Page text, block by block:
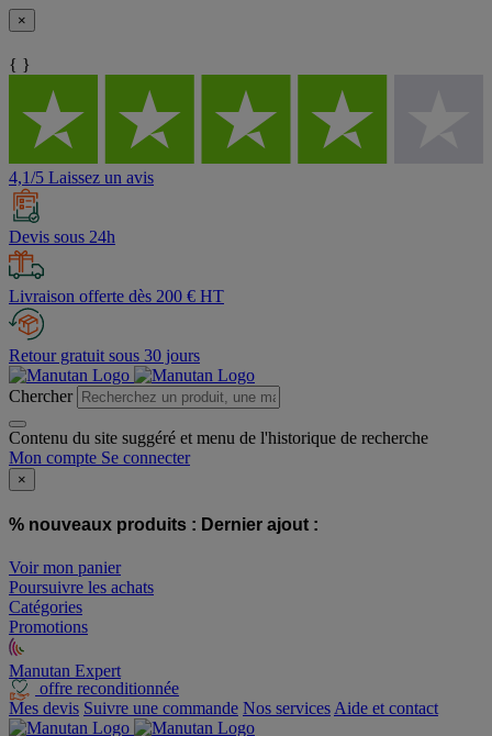
×
{ }
4,1/5 Laissez un avis
Devis sous 24h
Livraison offerte dès 200 € HT
Retour gratuit sous 30 jours
Chercher
Contenu du site suggéré et menu de l'historique de recherche
Mon compte Se connecter
×
% nouveaux produits : Dernier ajout :
Voir mon panier
Poursuivre les achats
Catégories
Promotions
Manutan Expert
offre reconditionnée
Mes devis Suivre une commande Nos services Aide et contact